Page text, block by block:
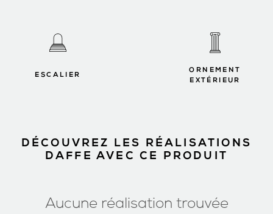
ESCALIER
ORNEMENT
EXTÉRIEUR
DÉCOUVREZ LES RÉALISATIONS
DAFFE AVEC CE PRODUIT
Aucune réalisation trouvée